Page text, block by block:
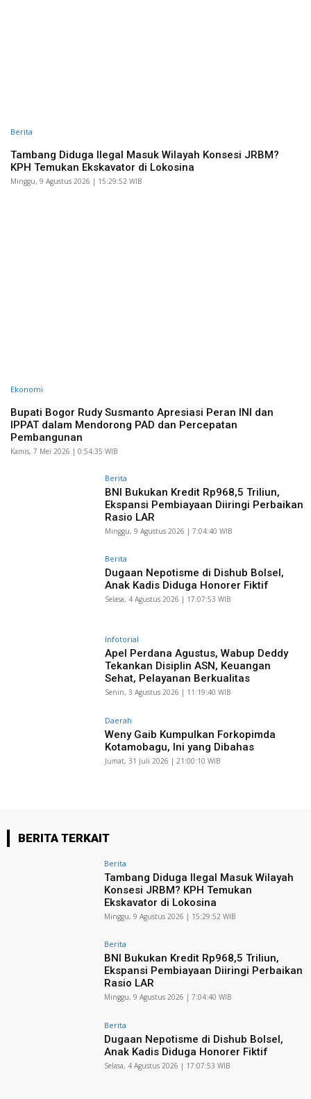
Berita
Tambang Diduga Ilegal Masuk Wilayah Konsesi JRBM?
KPH Temukan Ekskavator di Lokosina
Minggu, 9 Agustus 2026 | 15:29:52 WIB
Ekonomi
Bupati Bogor Rudy Susmanto Apresiasi Peran INI dan
IPPAT dalam Mendorong PAD dan Percepatan
Pembangunan
Kamis, 7 Mei 2026 | 0:54:35 WIB
Berita
BNI Bukukan Kredit Rp968,5 Triliun,
Ekspansi Pembiayaan Diiringi Perbaikan
Rasio LAR
Minggu, 9 Agustus 2026 | 7:04:40 WIB
Berita
Dugaan Nepotisme di Dishub Bolsel,
Anak Kadis Diduga Honorer Fiktif
Selasa, 4 Agustus 2026 | 17:07:53 WIB
Infotorial
Apel Perdana Agustus, Wabup Deddy
Tekankan Disiplin ASN, Keuangan
Sehat, Pelayanan Berkualitas
Senin, 3 Agustus 2026 | 11:19:40 WIB
Daerah
Weny Gaib Kumpulkan Forkopimda
Kotamobagu, Ini yang Dibahas
Jumat, 31 Juli 2026 | 21:00:10 WIB
BERITA TERKAIT
Berita
Tambang Diduga Ilegal Masuk Wilayah
Konsesi JRBM? KPH Temukan
Ekskavator di Lokosina
Minggu, 9 Agustus 2026 | 15:29:52 WIB
Berita
BNI Bukukan Kredit Rp968,5 Triliun,
Ekspansi Pembiayaan Diiringi Perbaikan
Rasio LAR
Minggu, 9 Agustus 2026 | 7:04:40 WIB
Berita
Dugaan Nepotisme di Dishub Bolsel,
Anak Kadis Diduga Honorer Fiktif
Selasa, 4 Agustus 2026 | 17:07:53 WIB